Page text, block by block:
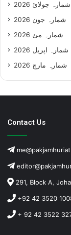
شمارہ جولائ 2026
شمارہ جون 2026
شمارہ مئ 2026
شمارہ اپریل 2026
شمارہ مارچ 2026
Contact Us
291, Block A,
+92 42 3520
+ 92 42 3522